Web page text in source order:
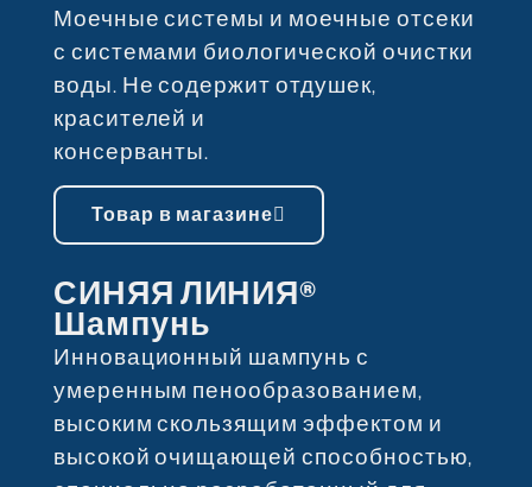
Моечные системы и моечные отсеки
с системами биологической очистки
воды. Не содержит отдушек,
красителей и
консерванты.
Товар в магазине
СИНЯЯ ЛИНИЯ®
Шампунь
Инновационный шампунь с
умеренным пенообразованием,
высоким скользящим эффектом и
высокой очищающей способностью,